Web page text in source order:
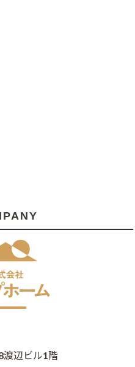
渡辺ビル1階